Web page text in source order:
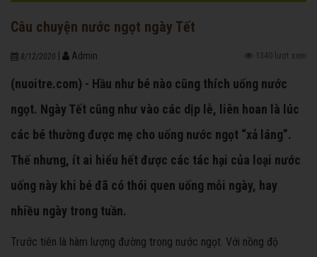
Câu chuyện nước ngọt ngày Tết
8/12/2020 Admin 1340 lượt xem
(nuoitre.com) - Hầu như bé nào cũng thích uống nước
ngọt. Ngày Tết cũng như vào các dịp lễ, liên hoan là lúc
các bé thường được mẹ cho uống nước ngọt “xả láng”.
Thế nhưng, ít ai hiểu hết được các tác hại của loại nước
uống này khi bé đã có thói quen uống mỗi ngày, hay
nhiều ngày trong tuần.
Trước tiên là hàm lượng đường trong nước ngọt. Với nồng độ